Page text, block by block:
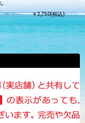
￥2,750(税込)